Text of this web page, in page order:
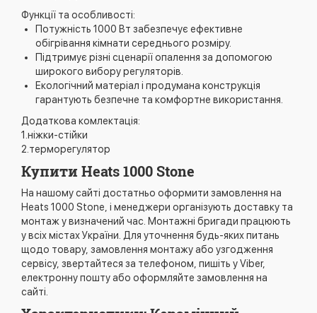
Функції та особливості:
Потужність 1000 Вт забезпечує ефективне
обігрівання кімнати середнього розміру.
Підтримує різні сценарії опалення за допомогою
широкого вибору регуляторів.
Екологічний матеріал і продумана конструкція
гарантують безпечне та комфортне використання.
Додаткова комлектація:
1.ніжки-стійки
2.терморегулятор
Купити Heats 1000 Stone
На нашому сайті достатньо оформити замовлення на
Heats 1000 Stone, і менеджери організують доставку та
монтаж у визначений час. Монтажні бригади працюють
у всіх містах України. Для уточнення будь-яких питань
щодо товару, замовлення монтажу або узгодження
сервісу, звертайтеся за телефоном, пишіть у Viber,
електронну пошту або оформляйте замовлення на
сайті.